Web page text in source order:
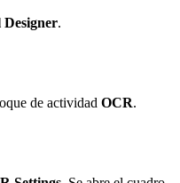
Designer.
de actividad OCR.